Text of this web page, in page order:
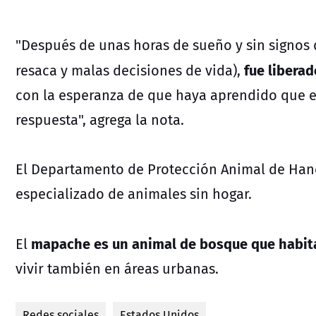
"Después de unas horas de sueño y sin
resaca y malas decisiones de vida), fue
con la esperanza de que haya aprendido
respuesta", agrega la nota.
El Departamento de Protección Animal de
especializado de animales sin hogar.
El mapache es un animal de bosque que
vivir también en áreas urbanas.